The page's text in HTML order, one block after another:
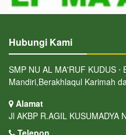
Hubungi Kami
SMP NU AL MA'RUF KUDUS
Mandiri,Berakhlaqul Karimah
Alamat
Jl AKBP R.AGIL KUSUMADYA